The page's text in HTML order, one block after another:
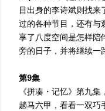
目出身的李诗斌则找
过的各种节目，还有与
享了八度空间是怎样陪
旁的日子，并将继续一
第9集
《拼凑・记忆》第九
趟马六甲，看看一双巧